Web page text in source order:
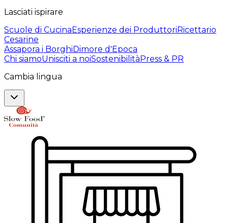
Lasciati ispirare
Scuole di CucinaEsperienze dei ProduttoriRicettario
Cesarine
Assapora i BorghiDimore d'Epoca
Chi siamoUnisciti a noiSostenibilitàPress & PR
Cambia lingua